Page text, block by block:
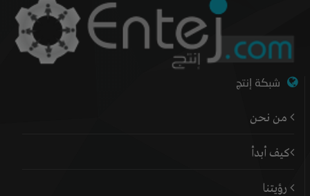
شبكة إنتج
من نحن
كيف أبدأ
رؤيتنا